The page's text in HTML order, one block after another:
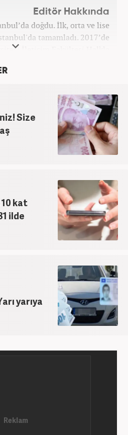
Editör Hakkında
doğdu. İlk, orta ve lise
tamamladı. 2017’de
İletişim Fakültesi Halkla
Medya Grubu’na bağlı
etmektedir.
Size
kat
ilde
yarıya